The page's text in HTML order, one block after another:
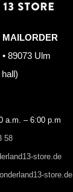
STORE
89073 Ulm
a.m. – 6:00 p.m
58
store.de
store.de